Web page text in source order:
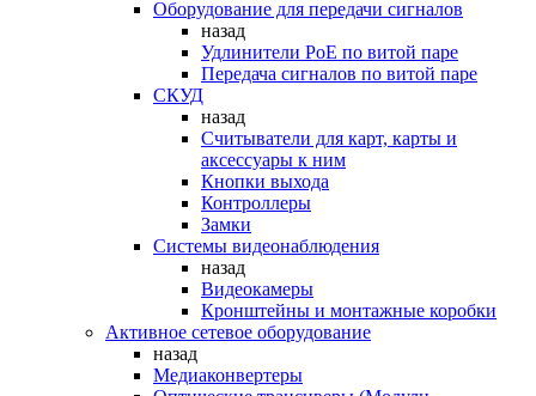
Оборудование для передачи сигналов
назад
Удлинители PoE по витой паре
Передача сигналов по витой паре
СКУД
назад
Считыватели для карт, карты и
аксессуары к ним
Кнопки выхода
Контроллеры
Замки
Системы видеонаблюдения
назад
Видеокамеры
Кронштейны и монтажные коробки
Активное сетевое оборудование
назад
Медиаконвертеры